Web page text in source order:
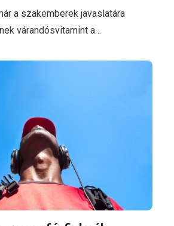
a szakemberek javaslatára
várandósvitamint a…